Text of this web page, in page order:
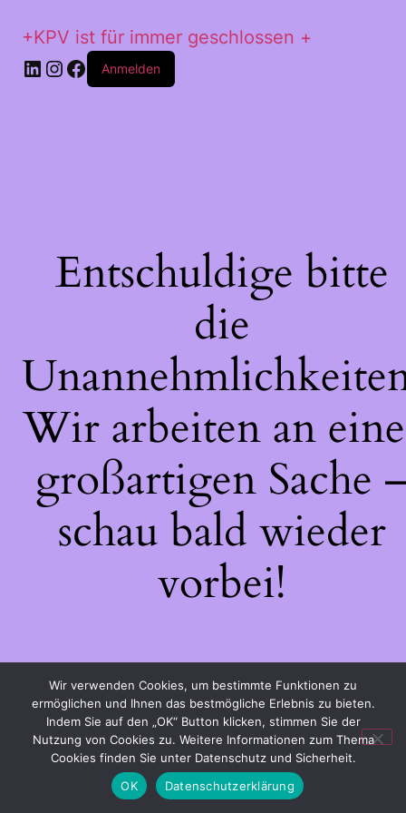
+KPV ist für immer geschlossen +
LinkedIn
Instagram
Facebook
Anmelden
Entschuldige bitte
die
Wir arbeiten an
großartigen Sache
schau bald wieder
vorbei!
Wir verwenden Cookies, um bestimmte Funktionen zu
ermöglichen und Ihnen das bestmögliche Erlebnis zu bieten.
Indem Sie auf den „OK“ Button klicken, stimmen Sie der
Nutzung von Cookies zu. Weitere Informationen zum Thema
Cookies finden Sie unter Datenschutz und Sicherheit.
OK
Datenschutzerklärung